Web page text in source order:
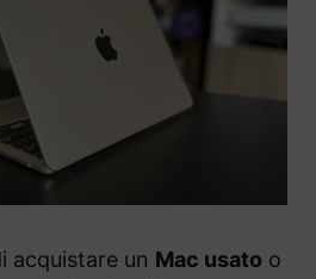
acquistare un Mac usato o